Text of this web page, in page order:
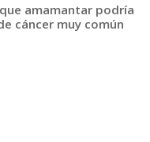
amamantar podría
cáncer muy común